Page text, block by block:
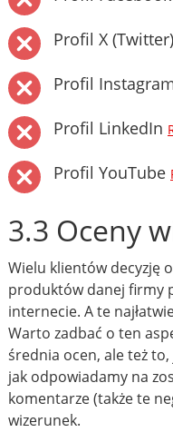
Profil X (Twitter)
Profil
Profil LinkedIn
Profil YouTube
3.3 Oceny
Wielu klientów decyzję
produktów danej firmy
internecie. A te
Warto zadbać o ten
średnia ocen, ale też
jak odpowiadamy na
komentarze (także te
wizerunek.